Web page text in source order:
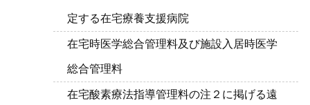
定する在宅療養支援病院
在宅時医学総合管理料及び施設入居時医学
総合管理料
在宅酸素療法指導管理料の注２に掲げる遠